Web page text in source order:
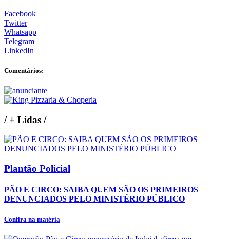
Facebook
Twitter
Whatsapp
Telegram
LinkedIn
Comentários:
/+ Lidas /
Plantão Policial
PÃO E CIRCO: SAIBA QUEM SÃO OS PRIMEIROS
DENUNCIADOS PELO MINISTÉRIO PÚBLICO
Confira na matéria